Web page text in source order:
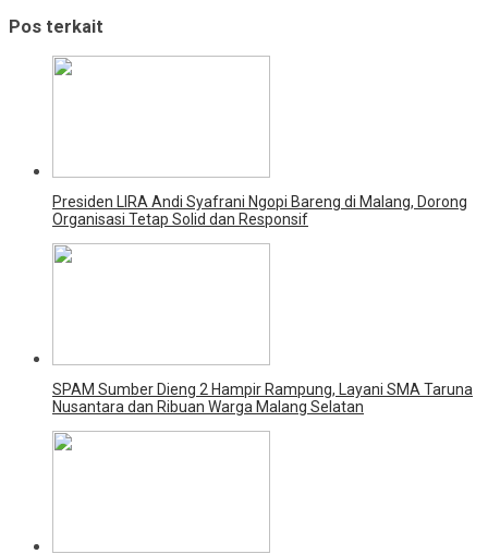
Pos terkait
Presiden LIRA Andi Syafrani Ngopi Bareng di Malang, Dorong
Organisasi Tetap Solid dan Responsif
SPAM Sumber Dieng 2 Hampir Rampung, Layani SMA Taruna
Nusantara dan Ribuan Warga Malang Selatan